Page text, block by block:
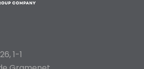
1-1